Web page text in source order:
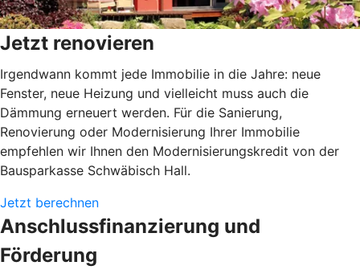
Jetzt renovieren
Irgendwann kommt jede Immobilie in die Jahre: neue
Fenster, neue Heizung und vielleicht muss auch die
Dämmung erneuert werden. Für die Sanierung,
Renovierung oder Modernisierung Ihrer Immobilie
empfehlen wir Ihnen den Modernisierungskredit von der
Bausparkasse Schwäbisch Hall.
Jetzt berechnen
Anschlussfinanzierung und
Förderung